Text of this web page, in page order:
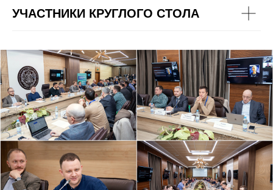
УЧАСТНИКИ КРУГЛОГО СТОЛА